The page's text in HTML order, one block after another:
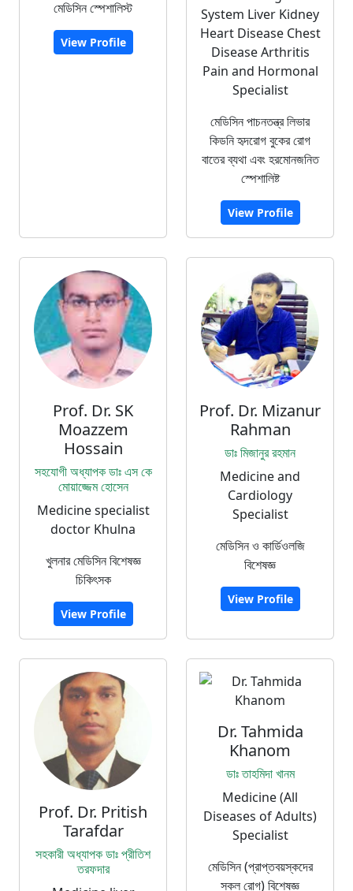
মেডিসিন স্পেশালিস্ট
View Profile
System Liver Kidney
Heart Disease Chest
Disease Arthritis
Pain and Hormonal
Specialist
মেডিসিন পাচনতন্ত্র লিভার
কিডনি হৃদরোগ বুকের রোগ
বাতের ব্যথা এবং হরমোনজনিত
স্পেশালিষ্ট
View Profile
Prof. Dr. SK
Moazzem
Hossain
সহযোগী অধ্যাপক ডাঃ এস কে
মোয়াজ্জেম হোসেন
Medicine specialist
doctor Khulna
খুলনার মেডিসিন বিশেষজ্ঞ
চিকিৎসক
View Profile
Prof. Dr. Mizanur
Rahman
ডাঃ মিজানুর রহমান
Medicine and
Cardiology
Specialist
মেডিসিন ও কার্ডিওলজি
বিশেষজ্ঞ
View Profile
Prof. Dr. Pritish
Tarafdar
সহকারী অধ্যাপক ডাঃ প্রীতিশ
তরফদার
Dr. Tahmida
Khanom
ডাঃ তাহমিদা খানম
Medicine (All
Diseases of Adults)
Specialist
মেডিসিন (প্রাপ্তবয়স্কদের
সকল রোগ) বিশেষজ্ঞ